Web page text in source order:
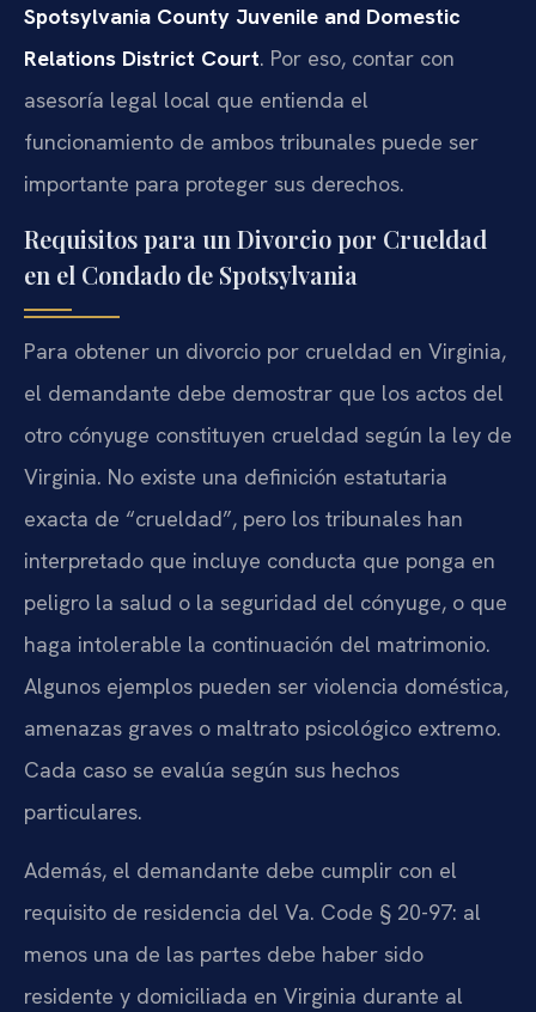
Spotsylvania County Juvenile and Domestic
Relations District Court. Por eso, contar con
asesoría legal local que entienda el
funcionamiento de ambos tribunales puede ser
importante para proteger sus derechos.
Requisitos para un Divorcio por Crueldad
en el Condado de Spotsylvania
Para obtener un divorcio por crueldad en Virginia,
el demandante debe demostrar que los actos del
otro cónyuge constituyen crueldad según la ley de
Virginia. No existe una definición estatutaria
exacta de “crueldad”, pero los tribunales han
interpretado que incluye conducta que ponga en
peligro la salud o la seguridad del cónyuge, o que
haga intolerable la continuación del matrimonio.
Algunos ejemplos pueden ser violencia doméstica,
amenazas graves o maltrato psicológico extremo.
Cada caso se evalúa según sus hechos
particulares.
Además, el demandante debe cumplir con el
requisito de residencia del Va. Code § 20-97: al
menos una de las partes debe haber sido
residente y domiciliada en Virginia durante al